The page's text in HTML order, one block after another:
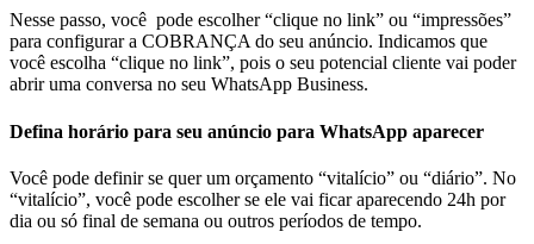
Nesse passo, você pode escolher “clique no link” ou “impressões”
para configurar a COBRANÇA do seu anúncio. Indicamos que
você escolha “clique no link”, pois o seu potencial cliente vai poder
abrir uma conversa no seu WhatsApp Business.
Defina horário para seu anúncio para WhatsApp aparecer
Você pode definir se quer um orçamento “vitalício” ou “diário”. No
“vitalício”, você pode escolher se ele vai ficar aparecendo 24h por
dia ou só final de semana ou outros períodos de tempo.